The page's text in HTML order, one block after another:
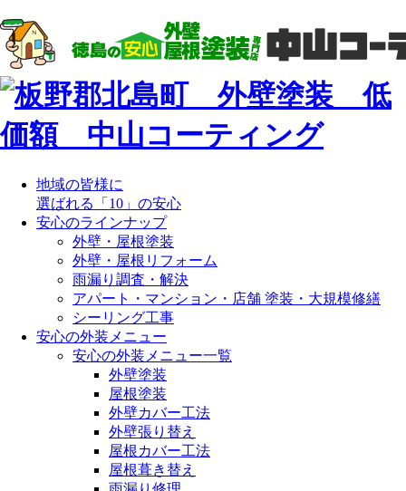
地域の皆様に
選ばれる「10」の安心
安心のラインナップ
外壁・屋根塗装
外壁・屋根リフォーム
雨漏り調査・解決
アパート・マンション・店舗 塗装・大規模修繕
シーリング工事
安心の外装メニュー
安心の外装メニュー一覧
外壁塗装
屋根塗装
外壁カバー工法
外壁張り替え
屋根カバー工法
屋根葺き替え